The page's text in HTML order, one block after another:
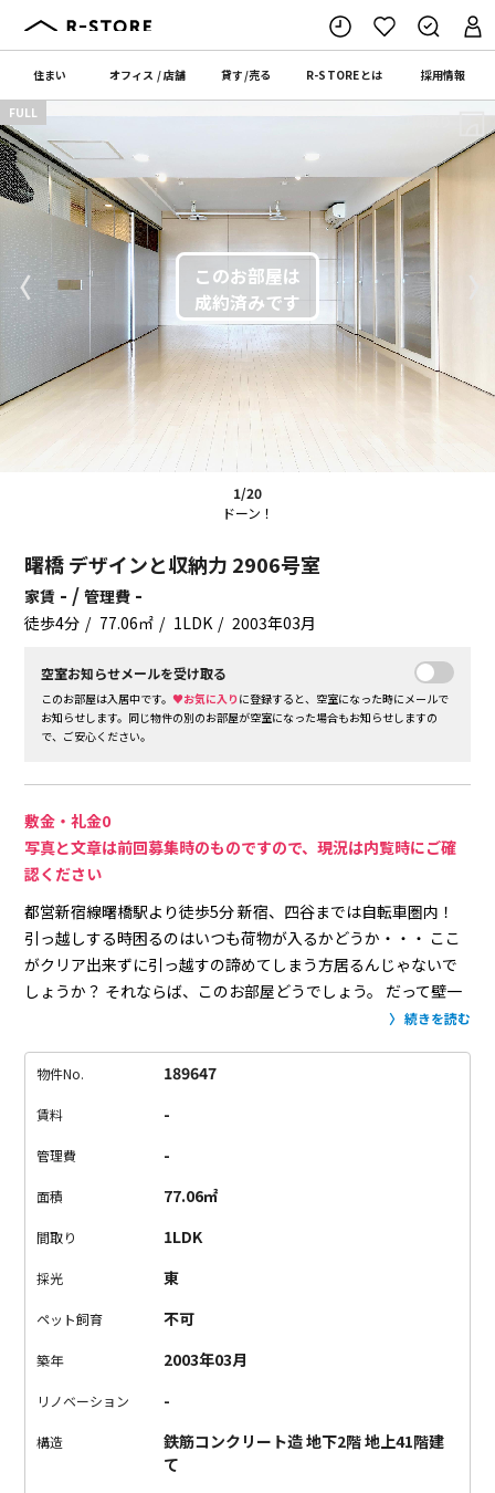
住まい オフィス /店舗 貸す/売る R-STOREとは 採用情報
1/20
ドーン！
〈 〉
FULL
曙橋 デザインと収納力 2906号室
家賃 - /管理費 -
徒歩4分 77.06㎡ 1LDK 2003年03月
空室お知らせメールを受け取る
このお部屋は入居中です。♥お気に入り に登録すると、空室になった時にメールで
お知らせします。同じ物件の別のお部屋が空室になった場合もお知らせしますの
で、ご安心ください。
敷金・礼金0
写真と文章は前回募集時のものですので、現況は内覧時にご確
認ください
都営新宿線曙橋駅より徒歩5分新宿、四谷までは自転車圏内！
引っ越しする時困るのはいつも荷物が入るかどうか・・・ ここ
がクリア出来ずに引っ越すの諦めてしまう方居るんじゃないで
しょうか？ それならば、このお部屋どうでしょう。
だって壁一
それだけの広さがあれば何でもはいりますね。そし
っちゃってください！いやっ、仕切る必要もないかも！
いても絵になりますねー。
とも出来て、
友人呼んだ時には隠せるという利点あり。
収納力とリビングにに惹かれたあなた！
す。【備考・注意点】 ・日曜日内覧希望時前日までに要予約
続きを読む
物件No. 189647
賃料 -
管理費 -
面積 77.06㎡
間取り 1LDK
採光 東
ペット飼育 不可
築年 2003年03月
リノベーション -
構造
鉄筋コンクリート造 地下2階 地上41階建
て